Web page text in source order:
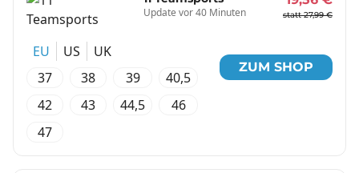
Update vor 40 Minuten statt 27,99 €
EU US
UK
37
38 39
40,5
42
43 44,5
46
47
ZUM SHOP